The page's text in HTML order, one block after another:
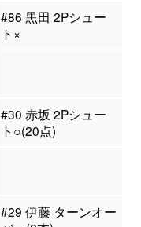
#86 黒田 2Pシュー
ト×
#30 赤坂 2Pシュー
ト○(20点)
#29 伊藤 ターンオー